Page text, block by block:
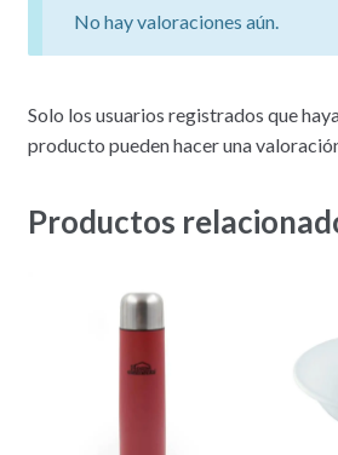
No hay valoraciones aún.
Solo los usuarios registrados que
producto pueden hacer una
Productos